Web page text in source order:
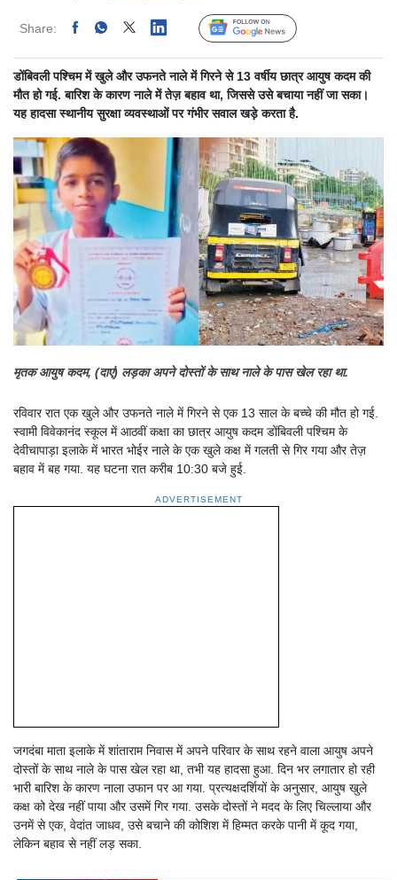
Share: Linked Follow Us
डोंबिवली पश्चिम में खुले और उफनते नाले में गिरने से 13 वर्षीय छात्र आयुष कदम की
मौत हो गई. बारिश के कारण नाले में तेज़ बहाव था, जिससे उसे बचाया नहीं जा सका।
यह हादसा स्थानीय सुरक्षा व्यवस्थाओं पर गंभीर सवाल खड़े करता है.
मृतक आयुष कदम, (दाएं) लड़का अपने दोस्तों के साथ नाले के पास खेल रहा था.
रविवार रात एक खुले और उफनते नाले में गिरने से एक 13 साल के बच्चे की मौत हो गई.
स्वामी विवेकानंद स्कूल में आठवीं कक्षा का छात्र आयुष कदम डोंबिवली पश्चिम के
देवीचापाड़ा इलाके में भारत भोईर नाले के एक खुले कक्ष में गलती से गिर गया और तेज़
बहाव में बह गया. यह घटना रात करीब 10:30 बजे हुई.
ADVERTISEMENT
जगदंबा माता इलाके में शांताराम निवास में अपने परिवार के साथ रहने वाला आयुष अपने
दोस्तों के साथ नाले के पास खेल रहा था, तभी यह हादसा हुआ. दिन भर लगातार हो रही
भारी बारिश के कारण नाला उफान पर आ गया. प्रत्यक्षदर्शियों के अनुसार, आयुष खुले
कक्ष को देख नहीं पाया और उसमें गिर गया. उसके दोस्तों ने मदद के लिए चिल्लाया और
उनमें से एक, वेदांत जाधव, उसे बचाने की कोशिश में हिम्मत करके पानी में कूद गया,
लेकिन बहाव से नहीं लड़ सका.